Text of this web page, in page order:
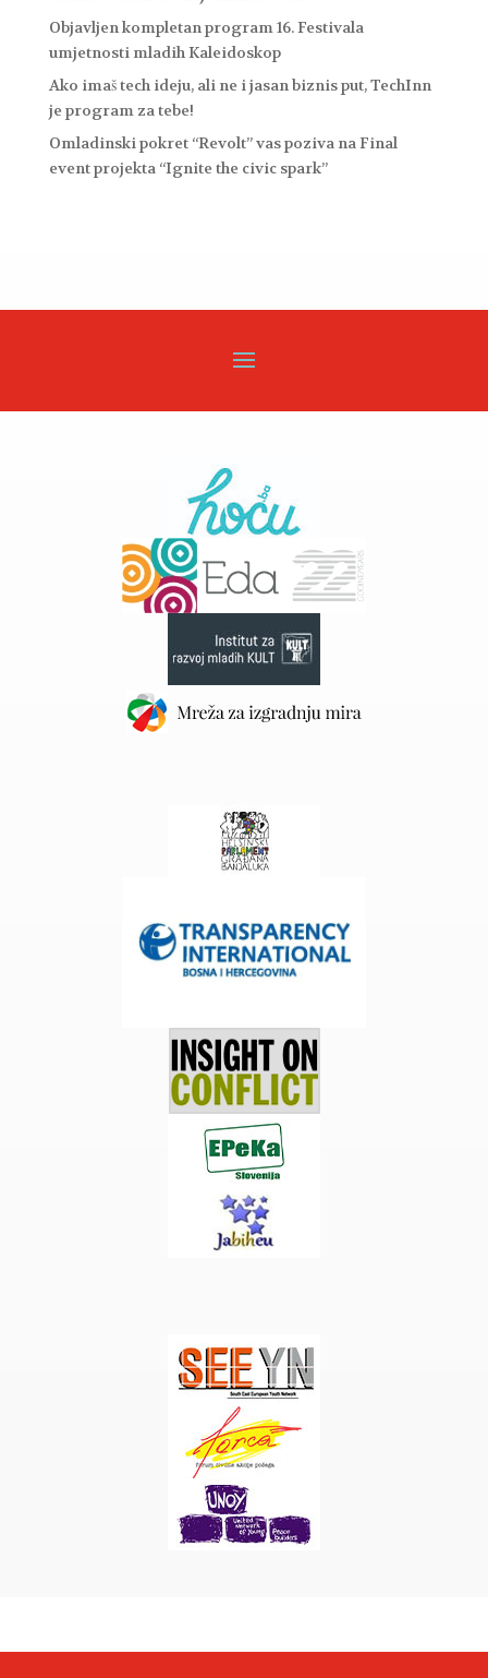
Objavljen kompletan program 16. Festivala
umjetnosti mladih Kaleidoskop
Ako imaš tech ideju, ali ne i jasan biznis put, TechInn
je program za tebe!
Omladinski pokret “Revolt” vas poziva na Final
event projekta “Ignite the civic spark”